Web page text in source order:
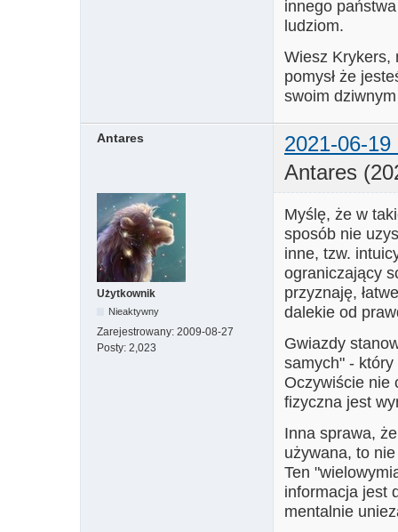
innego
ludziom.
Wiesz Krykers,
pomysł że
swoim
Antares
2021-06-19
Antares
Użytkownik
Nieaktywny
Zarejestrowany: 2009-08-27
Posty: 2,023
Myślę, że w
sposób nie
inne, tzw.
ograniczający
przyznaję,
dalekie od
Gwiazdy
samych" - który
Oczywiście nie
fizyczna jest
Inna sprawa,
używana, to
Ten
informacja jest
mentalnie